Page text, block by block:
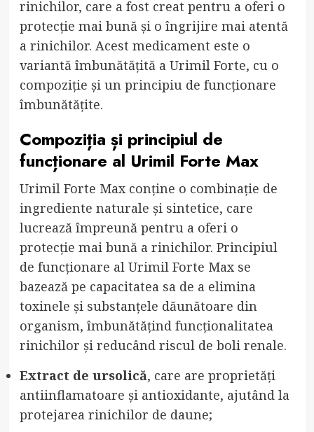
rinichilor, care a fost creat pentru a oferi o
protecție mai bună și o îngrijire mai atentă
a rinichilor. Acest medicament este o
variantă îmbunătățită a Urimil Forte, cu o
compoziție și un principiu de funcționare
îmbunătățite.
Compoziția și principiul de
funcționare al Urimil Forte Max
Urimil Forte Max conține o combinație de
ingrediente naturale și sintetice, care
lucrează împreună pentru a oferi o
protecție mai bună a rinichilor. Principiul
de funcționare al Urimil Forte Max se
bazează pe capacitatea sa de a elimina
toxinele și substanțele dăunătoare din
organism, îmbunătățind funcționalitatea
rinichilor și reducând riscul de boli renale.
Extract de ursolică, care are proprietăți
antiinflamatoare și antioxidante, ajutând la
protejarea rinichilor de daune;